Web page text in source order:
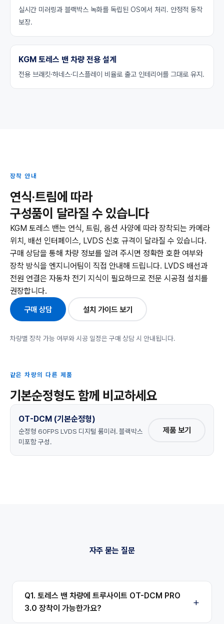
실시간 미러링과 블랙박스 녹화를 독립된 OS에서 처리. 안정적 동작
보장.
KGM 토레스 밴 차량 전용 설계
전용 브래킷·하네스·디스플레이 비율로 출고 인테리어를 그대로 유지.
장착 안내
연식·트림에 따라
구성품이 달라질 수 있습니다
KGM 토레스 밴는 연식, 트림, 옵션 사양에 따라 장착되는 카메라
위치, 배선 인터페이스, LVDS 신호 규격이 달라질 수 있습니다.
구매 상담을 통해 차량 정보를 알려 주시면 정확한 호환 여부와
장착 방식을 엔지니어팀이 직접 안내해 드립니다. LVDS 배선과
전원 연결은 자동차 전기 지식이 필요하므로 전문 시공점 설치를
권장합니다.
구매 상담
설치 가이드 보기
차량별 장착 가능 여부와 시공 일정은 구매 상담 시 안내됩니다.
같은 차량의 다른 제품
기본순정형도 함께 비교하세요
OT-DCM (기본순정형)
순정형 60FPS LVDS 디지털 룸미러. 블랙박스
미포함 구성.
제품 보기
자주 묻는 질문
Q1. 토레스 밴 차량에 트루사이트 OT-DCM PRO
3.0 장착이 가능한가요?